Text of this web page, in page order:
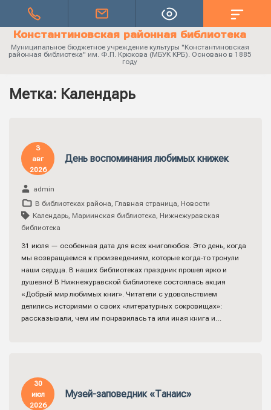
Константиновская районная библиотека
Муниципальное бюджетное учреждение культуры "Константиновская
районная библиотека" им. Ф.П. Крюкова (МБУК КРБ). Основано в 1885
году
Метка: Календарь
3
авг
2026
День воспоминания любимых книжек
admin
В библиотеках района, Главная страница, Новости
Календарь, Мариинская библиотека, Нижнежуравская
библиотека
31 июля — особенная дата для всех книголюбов. Это день, когда
мы возвращаемся к произведениям, которые когда-то тронули
наши сердца. В наших библиотеках праздник прошел ярко и
душевно! В Нижнежуравской библиотеке состоялась акция
«Добрый мир любимых книг». Читатели с удовольствием
делились историями о своих «литературных сокровищах»:
рассказывали, чем им понравилась та или иная книга и…
30
июл
2026
Музей-заповедник «Танаис»